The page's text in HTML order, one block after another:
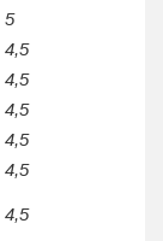
5
4,5
4,5
4,5
4,5
4,5
4,5